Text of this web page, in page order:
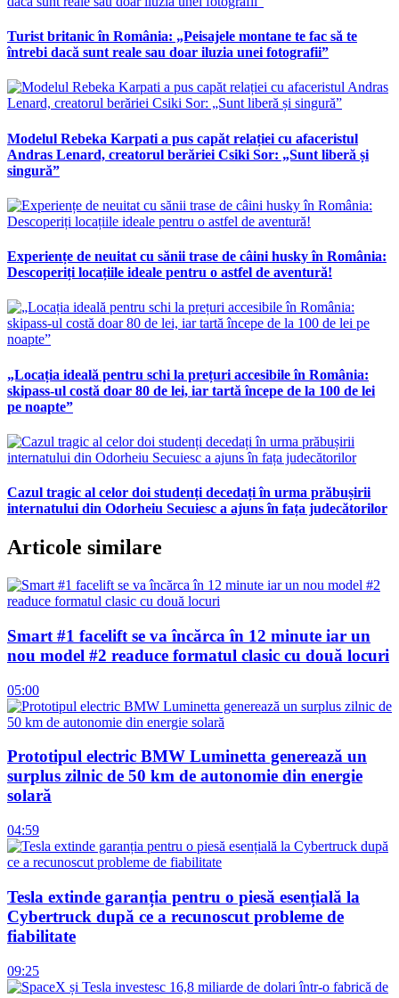
Turist britanic în România: „Peisajele montane te fac să te
întrebi dacă sunt reale sau doar iluzia unei fotografii”
Modelul Rebeka Karpati a pus capăt relației cu afaceristul
Andras Lenard, creatorul berăriei Csiki Sor: „Sunt liberă și
singură”
Experiențe de neuitat cu sănii trase de câini husky în România:
Descoperiți locațiile ideale pentru o astfel de aventură!
„Locația ideală pentru schi la prețuri accesibile în România:
skipass-ul costă doar 80 de lei, iar tartă începe de la 100 de lei
pe noapte”
Cazul tragic al celor doi studenți decedați în urma prăbușirii
internatului din Odorheiu Secuiesc a ajuns în fața judecătorilor
Articole similare
Smart #1 facelift se va încărca în 12 minute iar un
nou model #2 readuce formatul clasic cu două locuri
05:00
Prototipul electric BMW Luminetta generează un
surplus zilnic de 50 km de autonomie din energie
solară
04:59
Tesla extinde garanția pentru o piesă esențială la
Cybertruck după ce a recunoscut probleme de
fiabilitate
09:25